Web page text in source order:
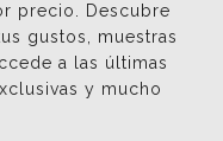
precio. Descubre
gustos, muestras
a las últimas
y mucho